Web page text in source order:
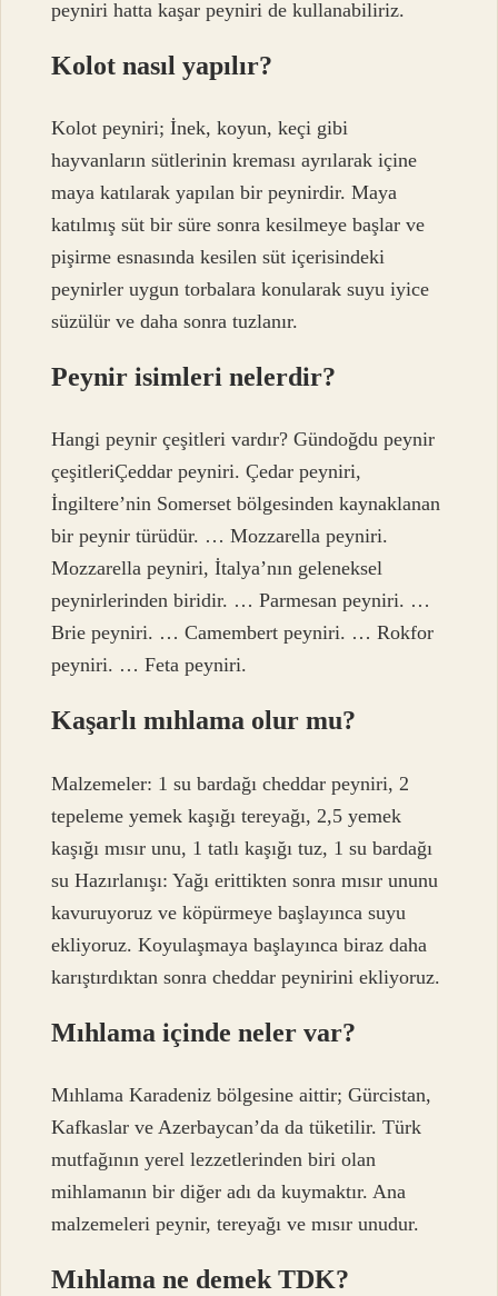
peyniri hatta kaşar peyniri de kullanabiliriz.
Kolot nasıl yapılır?
Kolot peyniri; İnek, koyun, keçi gibi
hayvanların sütlerinin kreması ayrılarak içine
maya katılarak yapılan bir peynirdir. Maya
katılmış süt bir süre sonra kesilmeye başlar ve
pişirme esnasında kesilen süt içerisindeki
peynirler uygun torbalara konularak suyu iyice
süzülür ve daha sonra tuzlanır.
Peynir isimleri nelerdir?
Hangi peynir çeşitleri vardır? Gündoğdu peynir
çeşitleriÇeddar peyniri. Çedar peyniri,
İngiltere’nin Somerset bölgesinden kaynaklanan
bir peynir türüdür. … Mozzarella peyniri.
Mozzarella peyniri, İtalya’nın geleneksel
peynirlerinden biridir. … Parmesan peyniri. …
Brie peyniri. … Camembert peyniri. … Rokfor
peyniri. … Feta peyniri.
Kaşarlı mıhlama olur mu?
Malzemeler: 1 su bardağı cheddar peyniri, 2
tepeleme yemek kaşığı tereyağı, 2,5 yemek
kaşığı mısır unu, 1 tatlı kaşığı tuz, 1 su bardağı
su Hazırlanışı: Yağı erittikten sonra mısır ununu
kavuruyoruz ve köpürmeye başlayınca suyu
ekliyoruz. Koyulaşmaya başlayınca biraz daha
karıştırdıktan sonra cheddar peynirini ekliyoruz.
Mıhlama içinde neler var?
Mıhlama Karadeniz bölgesine aittir; Gürcistan,
Kafkaslar ve Azerbaycan’da da tüketilir. Türk
mutfağının yerel lezzetlerinden biri olan
mihlamanın bir diğer adı da kuymaktır. Ana
malzemeleri peynir, tereyağı ve mısır unudur.
Mıhlama ne demek TDK?